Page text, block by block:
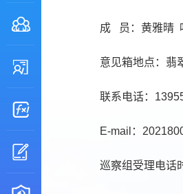
成 员：黄雅晴
意见箱地点：翡
联系电话：
E-mail：
巡察组受理电话